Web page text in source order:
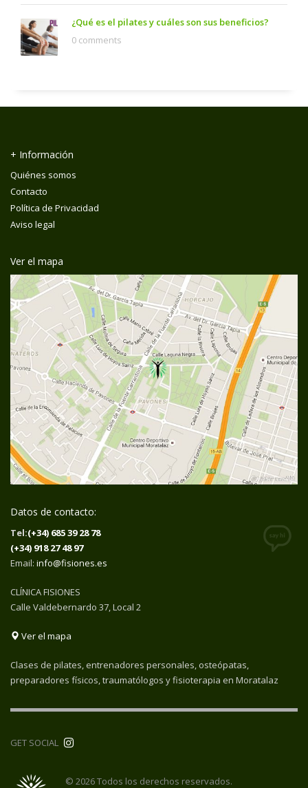
¿Qué es el pilates y cuáles son sus beneficios?
0 comments
+ Información
Quiénes somos
Contacto
Política de Privacidad
Aviso legal
Ver el mapa
Datos de contacto:
Tel:(+34) 685 39 28 78
(+34) 918 27 48 97
Email: info@fisiones.es
CLÍNICA FISIONES
Calle Valdebernardo 37, Local 2
Ver el mapa
Clases de pilates, entrenadores personales, osteópatas,
preparadores físicos, traumatólogos y fisioterapia en Moratalaz
GET SOCIAL
© 2026 Todos los derechos reservados.